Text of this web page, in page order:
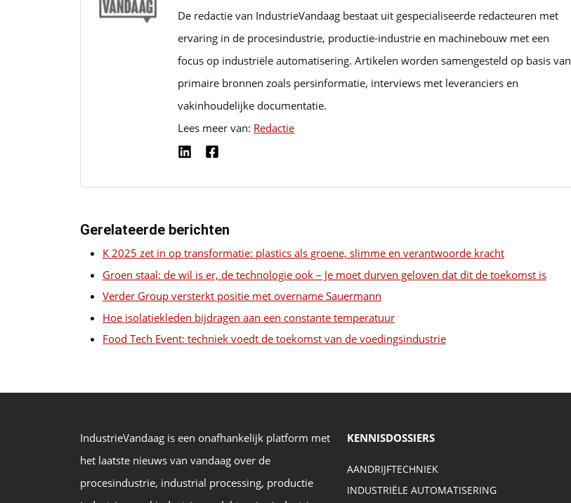
De redactie van IndustrieVandaag bestaat uit gespecialiseerde redacteuren met
ervaring in de procesindustrie, productie-industrie en machinebouw met een
focus op industriële automatisering. Artikelen worden samengesteld op basis van
primaire bronnen zoals persinformatie, interviews met leveranciers en
vakinhoudelijke documentatie.
Lees meer van: Redactie
Gerelateerde berichten
K 2025 zet in op transformatie: plastics als groene, slimme en verantwoorde kracht
Groen staal: de wil is er, de technologie ook – Je moet durven geloven dat dit de toekomst is
Verder Group versterkt positie met overname Sauermann
Hoe isolatiekleden bijdragen aan een constante temperatuur
Food Tech Event: techniek voedt de toekomst van de voedingsindustrie
IndustrieVandaag is een onafhankelijk platform met
het laatste nieuws van vandaag over de
procesindustrie, industrial processing, productie
KENNISDOSSIERS
AANDRIJFTECHNIEK
INDUSTRIËLE AUTOMATISERING